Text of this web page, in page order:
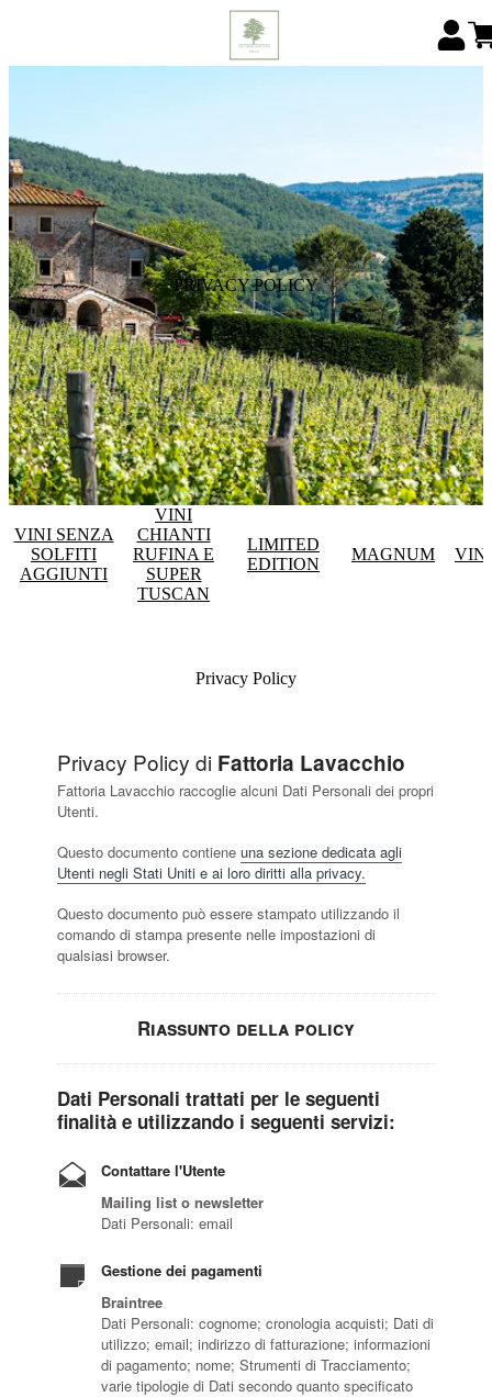
PRIVACY POLICY
VINI SENZA
SOLFITI
AGGIUNTI
VINI
CHIANTI
RUFINA E
SUPER
TUSCAN
LIMITED
EDITION
MAGNUM
Privacy Policy
Privacy Policy di Fattoria Lavacchio
Fattoria Lavacchio raccoglie alcuni Dati Personali dei propri
Utenti.
Questo documento contiene una sezione dedicata agli
Utenti negli Stati Uniti e ai loro diritti alla privacy.
Questo documento può essere stampato utilizzando il
comando di stampa presente nelle impostazioni di
qualsiasi browser.
Riassunto della policy
Dati Personali trattati per le seguenti
finalità e utilizzando i seguenti servizi:
Contattare l'Utente
Mailing list o newsletter
Dati Personali: email
Gestione dei pagamenti
Braintree
Dati Personali: cognome; cronologia acquisti; Dati di
utilizzo; email; indirizzo di fatturazione; informazioni
di pagamento; nome; Strumenti di Tracciamento;
varie tipologie di Dati secondo quanto specificato